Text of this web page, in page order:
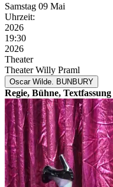
Samstag 09 Mai
Uhrzeit:
2026
19:30
2026
Theater
Theater Willy Praml
Oscar Wilde. BUNBURY
Regie, Bühne, Textfassung